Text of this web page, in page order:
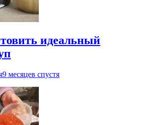
идеальный
9 месяцев спустя